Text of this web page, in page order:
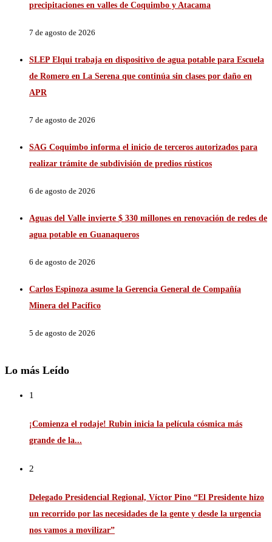
precipitaciones en valles de Coquimbo y Atacama
7 de agosto de 2026
SLEP Elqui trabaja en dispositivo de agua potable para Escuela
de Romero en La Serena que continúa sin clases por daño en
APR
7 de agosto de 2026
SAG Coquimbo informa el inicio de terceros autorizados para
realizar trámite de subdivisión de predios rústicos
6 de agosto de 2026
Aguas del Valle invierte $ 330 millones en renovación de redes de
agua potable en Guanaqueros
6 de agosto de 2026
Carlos Espinoza asume la Gerencia General de Compañía
Minera del Pacífico
5 de agosto de 2026
Lo más Leído
1
¡Comienza el rodaje! Rubin inicia la película cósmica más
grande de la...
2
Delegado Presidencial Regional, Víctor Pino “El Presidente hizo
un recorrido por las necesidades de la gente y desde la urgencia
nos vamos a movilizar”